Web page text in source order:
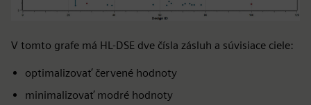
V tomto grafe má HL-DSE dve čísla zásluh a súvisiace ciele:
optimalizovať červené hodnoty
minimalizovať modré hodnoty